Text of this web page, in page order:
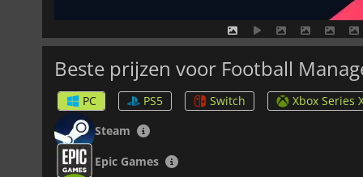
Beste prijzen voor Football
PC PS5 Switch
Xbox Series
Steam
Epic Games